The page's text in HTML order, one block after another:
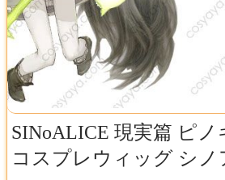
SINoALICE 現実篇 ピノ
コスプレウィッグ シノ